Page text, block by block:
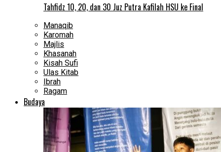
Tahfidz 10, 20, dan 30 Juz Putra Kafilah HSU ke Final
Manaqib
Karomah
Majlis
Khasanah
Kisah Sufi
Ulas Kitab
Ibrah
Ragam
Budaya